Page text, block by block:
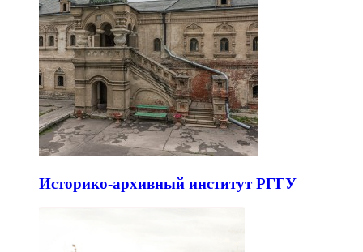
Историко-архивный институт РГГУ